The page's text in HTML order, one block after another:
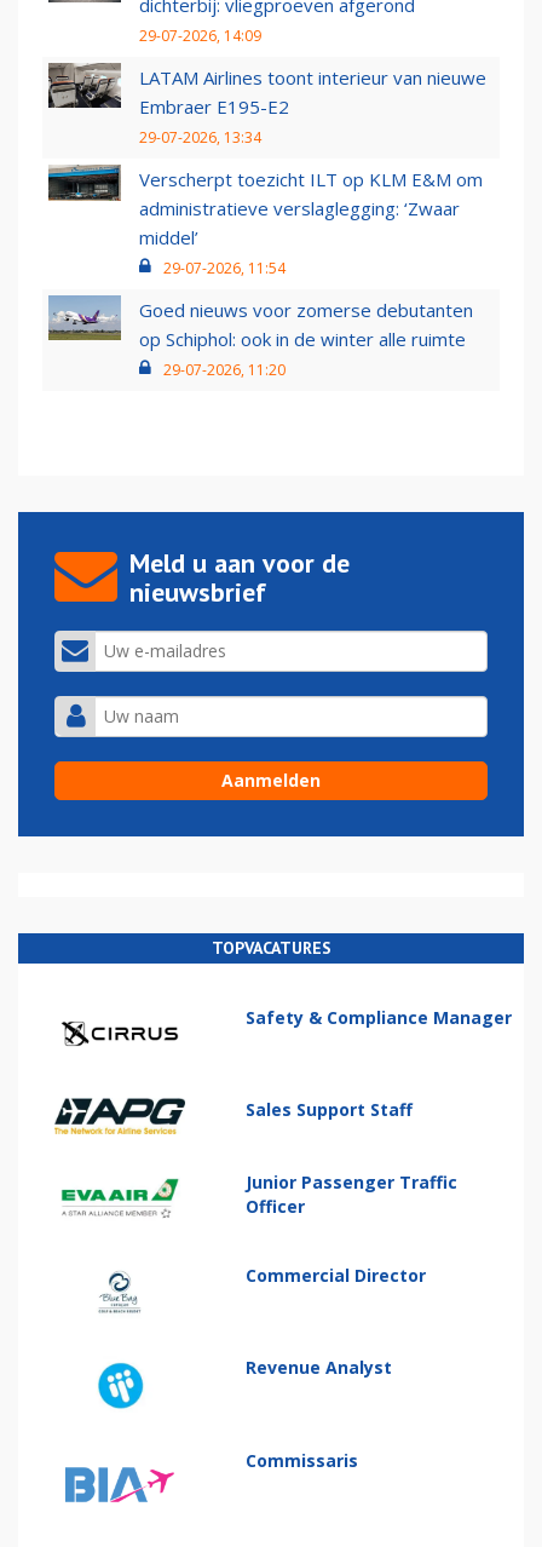
29-07-2026, 14:09
LATAM Airlines toont interieur van nieuwe
Embraer E195-E2
29-07-2026, 13:34
Verscherpt toezicht ILT op KLM E&M om
administratieve verslaglegging: ‘Zwaar
middel’
29-07-2026, 11:54
Goed nieuws voor zomerse debutanten
op Schiphol: ook in de winter alle ruimte
29-07-2026, 11:20
Meld u aan voor de
nieuwsbrief
TOPVACATURES
Safety & Compliance Manager
Sales Support Staff
Junior Passenger Traffic
Officer
Commercial Director
Revenue Analyst
Commissaris